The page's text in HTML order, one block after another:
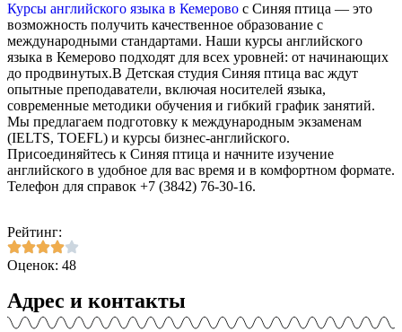
Курсы английского языка в Кемерово с Синяя птица — это
возможность получить качественное образование с
международными стандартами. Наши курсы английского
языка в Кемерово подходят для всех уровней: от начинающих
до продвинутых.В Детская студия Синяя птица вас ждут
опытные преподаватели, включая носителей языка,
современные методики обучения и гибкий график занятий.
Мы предлагаем подготовку к международным экзаменам
(IELTS, TOEFL) и курсы бизнес-английского.
Присоединяйтесь к Синяя птица и начните изучение
английского в удобное для вас время и в комфортном формате.
Телефон для справок +7 (3842) 76-30-16.
Рейтинг:
Оценок: 48
Адрес и контакты